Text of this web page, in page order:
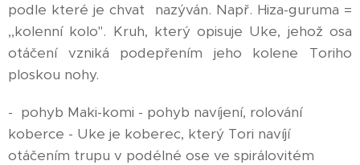
podle které je chvat nazýván. Např. Hiza-guruma =
,,kolenní kolo". Kruh, který opisuje Uke, jehož osa
otáčení vzniká podepřením jeho kolene Toriho
ploskou nohy.
- pohyb Maki-komi - pohyb navíjení, rolování
koberce - Uke je koberec, který Tori navíjí
otáčením trupu v podélné ose ve spirálovitém